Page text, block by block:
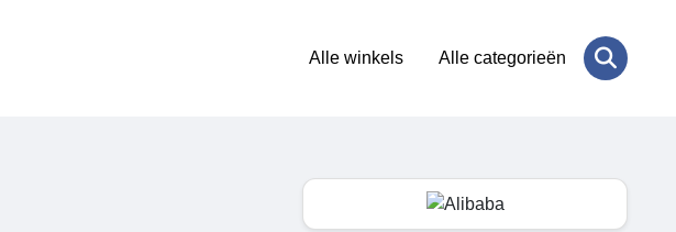
Alle winkels Alle categorieën